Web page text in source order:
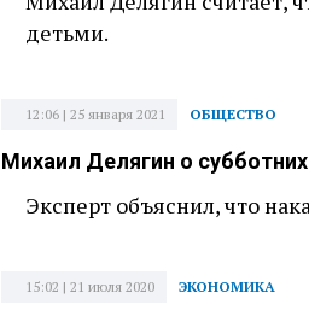
детьми.
ОБЩЕСТВО
12:06 | 25 января 2021
Михаил Делягин о
Эксперт объяснил, что
ЭКОНОМИКА
15:02 | 21 июля 2020